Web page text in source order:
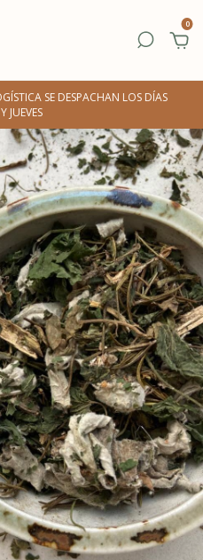
0
SE DESPACHAN LOS DÍAS
JUEVES